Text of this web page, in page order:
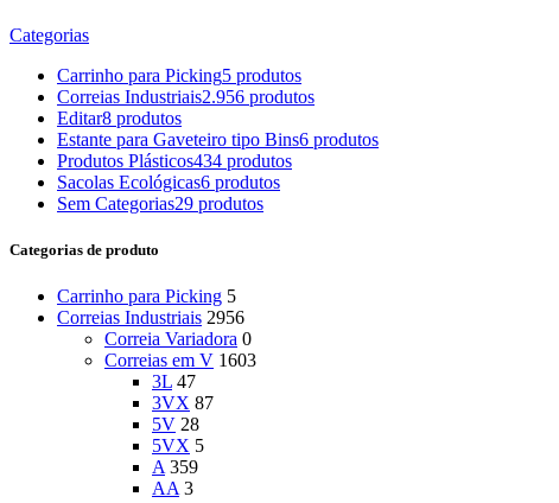
Categorias
Carrinho para Picking5 produtos
Correias Industriais2.956 produtos
Editar8 produtos
Estante para Gaveteiro tipo Bins6 produtos
Produtos Plásticos434 produtos
Sacolas Ecológicas6 produtos
Sem Categorias29 produtos
Categorias de produto
Carrinho para Picking 5
Correias Industriais 2956
Correia Variadora 0
Correias em V 1603
3L 47
3VX 87
5V 28
5VX 5
A 359
AA 3